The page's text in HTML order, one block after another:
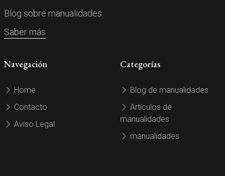
Blog sobre manualidades.
Saber más
Navegación
Home
Contacto
Aviso Legal
Categorías
Blog de manualidades
Artículos de
manualidades
manualidades